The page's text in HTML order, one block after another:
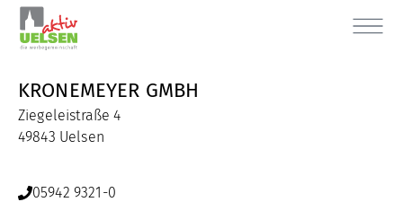
KRONEMEYER GMBH
Ziegeleistraße 4
49843 Uelsen
05942 9321-0